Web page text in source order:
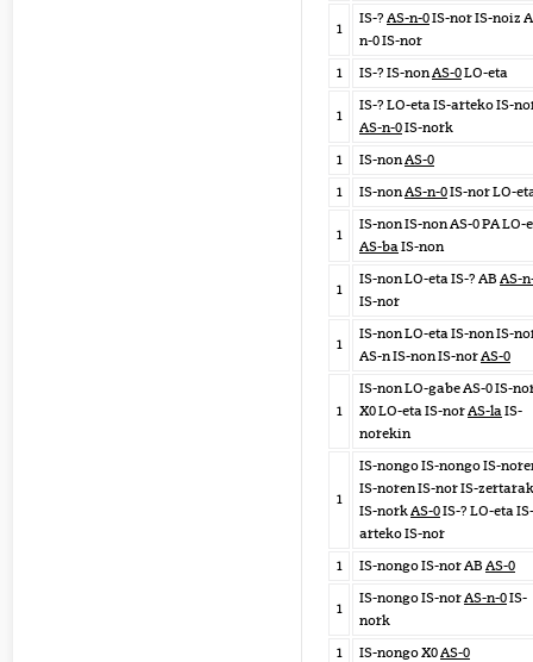
1
IS-? AS-n-0IS-nor IS-noiz
n-0 IS-nor
1
IS-? IS-nonAS-0LO-eta
1
IS-? LO-eta IS-arteko IS-
AS-n-0IS-nork
1
IS-nonAS-0
1
IS-nonAS-n-0IS-nor LO-
1
IS-non IS-non AS-0 PA LO-
AS-baIS-non
1
IS-non LO-eta IS-? AB AS-
IS-nor
1
IS-non LO-eta IS-non IS-
AS-n IS-non IS-norAS-0
1
IS-non LO-gabe AS-0 IS-
X0 LO-eta IS-norAS-laIS-
norekin
1
IS-nongo IS-nongo IS-
IS-noren IS-nor IS-
IS-norkAS-0IS-? LO-eta IS-
arteko IS-nor
1
IS-nongo IS-nor AB AS-0
1
IS-nongo IS-norAS-n-0IS-
nork
1
IS-nongo X0AS-0